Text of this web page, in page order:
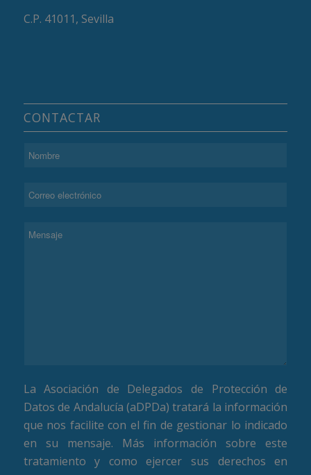
C.P. 41011, Sevilla
CONTACTAR
La Asociación de Delegados de Protección de
Datos de Andalucía (aDPDa) tratará la información
que nos facilite con el fin de gestionar lo indicado
en su mensaje. Más información sobre este
tratamiento y como ejercer sus derechos en